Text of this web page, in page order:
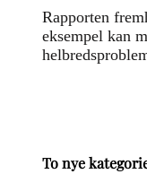
Rapporten
eksempel kan
To nye